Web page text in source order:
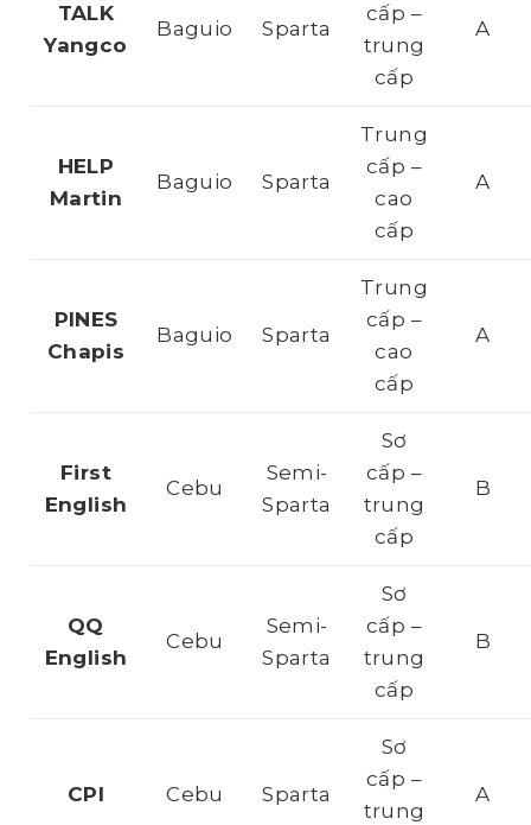
TALK
Yangco
Baguio Sparta
cấp –
trung
cấp
A
HELP
Martin
Baguio Sparta
Trung
cấp –
cao
cấp
A
PINES
Chapis
Baguio Sparta
Trung
cấp –
cao
cấp
A
First
English
Cebu
Semi-
Sparta
Sơ
cấp –
trung
cấp
B
QQ
English
Cebu
Semi-
Sparta
Sơ
cấp –
trung
cấp
B
CPI Cebu Sparta
Sơ
cấp –
trung
A